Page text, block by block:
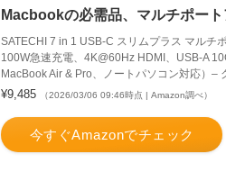
Macbookの必需品、マルチポー
SATECHI 7 in 1 USB-C スリムプラス マルチ
100W急速充電、4K@60Hz HDMI、USB-A
MacBook Air & Pro、ノートパソコン対応）–
¥9,485 （2026/03/06 09:46時点 | Amazon調べ）
今すぐAmazonでチェック